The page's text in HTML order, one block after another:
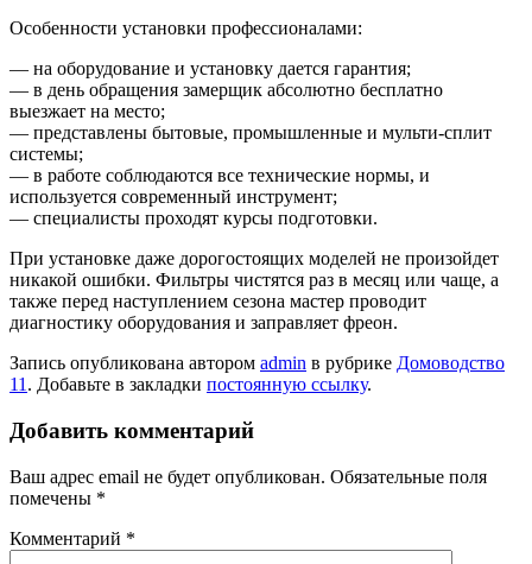
Особенности установки профессионалами:
— на оборудование и установку дается гарантия;
— в день обращения замерщик абсолютно бесплатно
выезжает на место;
— представлены бытовые, промышленные и мульти-сплит
системы;
— в работе соблюдаются все технические нормы, и
используется современный инструмент;
— специалисты проходят курсы подготовки.
При установке даже дорогостоящих моделей не произойдет
никакой ошибки. Фильтры чистятся раз в месяц или чаще, а
также перед наступлением сезона мастер проводит
диагностику оборудования и заправляет фреон.
Запись опубликована автором admin в рубрике Домоводство
11. Добавьте в закладки постоянную ссылку.
Добавить комментарий
Ваш адрес email не будет опубликован. Обязательные поля
помечены *
Комментарий *